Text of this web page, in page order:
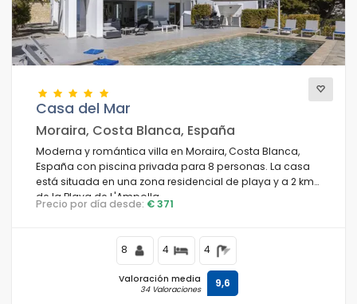
Casa del Mar
Moraira, Costa Blanca, España
Moderna y romántica villa en Moraira, Costa Blanca,
España con piscina privada para 8 personas. La casa
está situada en una zona residencial de playa y a 2 km
de la Playa de L'Ampolla.
Precio por día desde: € 371
8 4 4
Valoración media
34 Valoraciones 9,6